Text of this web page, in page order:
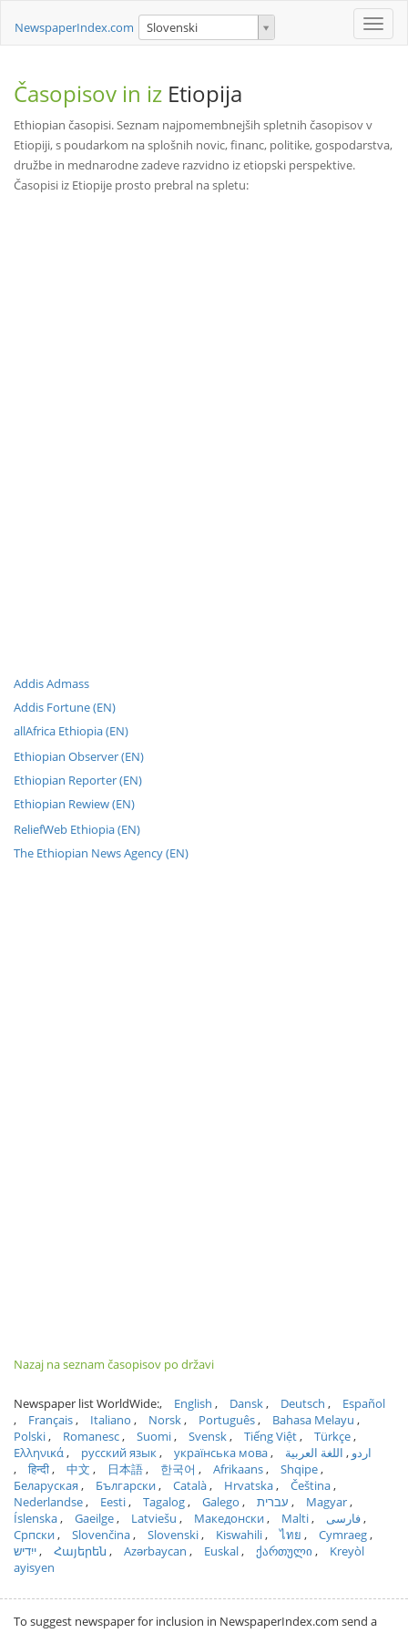
Toggle
NewspaperIndex.com Slovenski
Časopisov in iz Etiopija
Ethiopian časopisi. Seznam najpomembnejših spletnih časopisov v
Etiopiji, s poudarkom na splošnih novic, financ, politike, gospodarstva,
družbe in mednarodne zadeve razvidno iz etiopski perspektive.
Časopisi iz Etiopije prosto prebral na spletu:
Addis Admass
Addis Fortune (EN)
allAfrica Ethiopia (EN)
Ethiopian Observer (EN)
Ethiopian Reporter (EN)
Ethiopian Rewiew (EN)
ReliefWeb Ethiopia (EN)
The Ethiopian News Agency (EN)
Nazaj na seznam časopisov po državi
Newspaper list WorldWide: English Dansk Deutsch
Español
Français
Italiano Norsk Português
Bahasa Melayu
Polski
Romanesc Suomi Svensk Tiếng Việt
Türkçe
Ελληνικά
русский язык українська мова اردو
اللغة العربية
हिन्दी
中文 日本語 한국어 Afrikaans
Shqipe
Беларуская
Български Català Hrvatska
Čeština
Nederlandse
Eesti Tagalog Galego עברית
Magyar
Íslenska
Gaeilge Latviešu Македонски Malti
فارسی
Српски
Slovenčina Slovenski Kiswahili ไทย
Cymraeg
ייִדיש
Հայերեն Azərbaycan Euskal ქართული
Kreyòl
ayisyen
To suggest newspaper for inclusion in NewspaperIndex.com send a